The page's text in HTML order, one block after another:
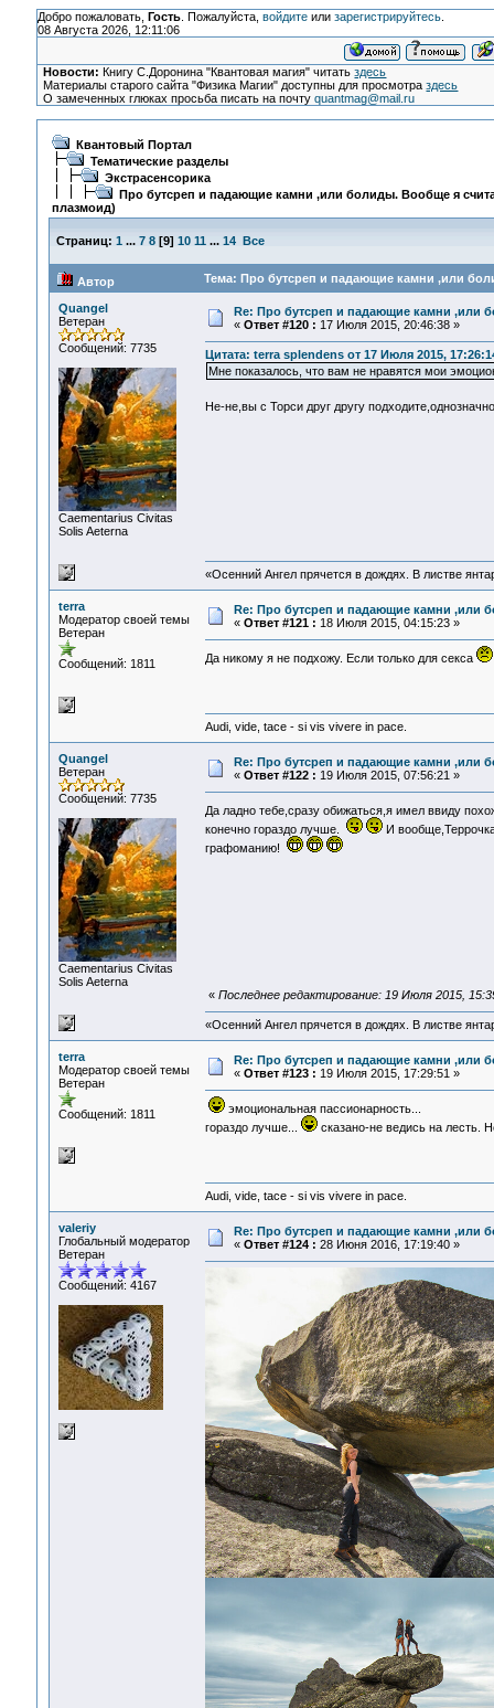
Добро пожаловать, Гость. Пожалуйста, войдитеили зарегистрируйтесь.
08 Августа 2026, 12:11:06
Новости: Книгу С.Доронина "Квантовая магия" читатьздесь
Материалы старого сайта "Физика Магии" доступны для просмотраздесь
О замеченных глюках просьба писать на почтуquantmag@mail.ru
Квантовый Портал
Тематические разделы
Экстрасенсорика
Про бутсреп и падающие камни ,или болиды. Вообще я
плазмоид)
Страниц: 1 ... 7 8[9] 10 11 ... 14 Все
Автор Тема: Про бутсреп и падающие камни ,или
Quangel
Ветеран
Сообщений: 7735
Сaementarius Civitas
Solis Aeterna
Re: Про бутсреп и падающие камни ,или
« Ответ #120 : 17 Июля 2015, 20:46:38 »
Цитата: terra splendens от 17 Июля 2015,
Мне показалось, что вам не нравятся мои
Не-не,вы с Торси друг другу
«Осенний Ангел прячется в дождях. В листве
terra
Модератор своей темы
Ветеран
Сообщений: 1811
Re: Про бутсреп и падающие камни ,или
« Ответ #121 : 18 Июля 2015, 04:15:23 »
Да никому я не подхожу. Если только для секса
Audi, vide, tace - si vis vivere in pace.
Quangel
Ветеран
Сообщений: 7735
Сaementarius Civitas
Solis Aeterna
Re: Про бутсреп и падающие камни ,или
« Ответ #122 : 19 Июля 2015, 07:56:21 »
Да ладно тебе,сразу обижаться,я имел ввиду
конечно гораздо лучше.
И
графоманию!
« Последнее редактирование: 19 Июля 2015,
«Осенний Ангел прячется в дождях. В листве
terra
Модератор своей темы
Ветеран
Сообщений: 1811
Re: Про бутсреп и падающие камни ,или
« Ответ #123 : 19 Июля 2015, 17:29:51 »
эмоциональная пассионарность...
гораздо лучше...
сказано-не ведись на лесть.
Audi, vide, tace - si vis vivere in pace.
valeriy
Глобальный модератор
Ветеран
Сообщений: 4167
Re: Про бутсреп и падающие камни ,или
« Ответ #124 : 28 Июня 2016, 17:19:40 »